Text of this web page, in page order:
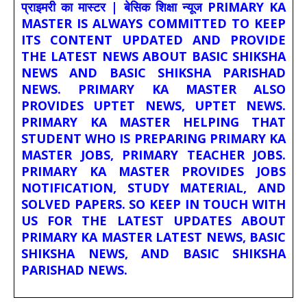
प्राइमरी का मास्टर | बेसिक शिक्षा न्यूज PRIMARY KA
MASTER IS ALWAYS COMMITTED TO KEEP
ITS CONTENT UPDATED AND PROVIDE
THE LATEST NEWS ABOUT BASIC SHIKSHA
NEWS AND BASIC SHIKSHA PARISHAD
NEWS. PRIMARY KA MASTER ALSO
PROVIDES UPTET NEWS, UPTET NEWS.
PRIMARY KA MASTER HELPING THAT
STUDENT WHO IS PREPARING PRIMARY KA
MASTER JOBS, PRIMARY TEACHER JOBS.
PRIMARY KA MASTER PROVIDES JOBS
NOTIFICATION, STUDY MATERIAL, AND
SOLVED PAPERS. SO KEEP IN TOUCH WITH
US FOR THE LATEST UPDATES ABOUT
PRIMARY KA MASTER LATEST NEWS, BASIC
SHIKSHA NEWS, AND BASIC SHIKSHA
PARISHAD NEWS.